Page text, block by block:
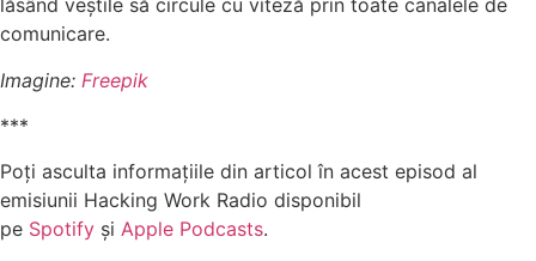
lăsând veștile să circule cu viteză prin toate canalele de
comunicare.
Imagine: Freepik
***
Poți asculta informațiile din articol în acest episod al
emisiunii Hacking Work Radio disponibil
pe Spotify și Apple Podcasts.